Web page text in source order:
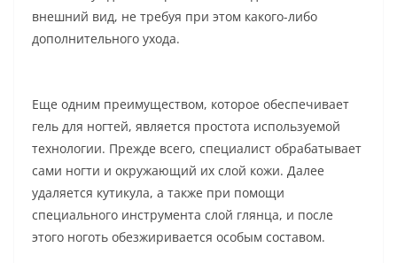
внешний вид, не требуя при этом какого-либо
дополнительного ухода.
Еще одним преимуществом, которое обеспечивает
гель для ногтей, является простота используемой
технологии. Прежде всего, специалист обрабатывает
сами ногти и окружающий их слой кожи. Далее
удаляется кутикула, а также при помощи
специального инструмента слой глянца, и после
этого ноготь обезжиривается особым составом.